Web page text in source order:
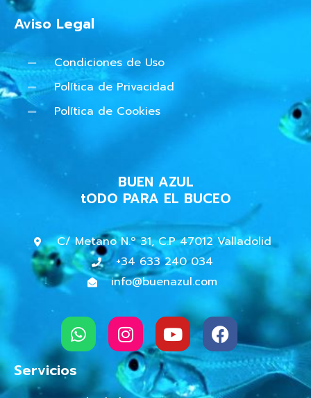
Aviso Legal
Condiciones de Uso
Política de Privacidad
Política de Cookies
BUEN AZUL
tODO PARA EL BUCEO
C/ Metano N.º 31, C.P 47012 Valladolid
+34 633 240 034
info@buenazul.com
W
h
a
s
I
n
s
t
a
Y
o
u
t
u
F
a
c
e
b
Servicios